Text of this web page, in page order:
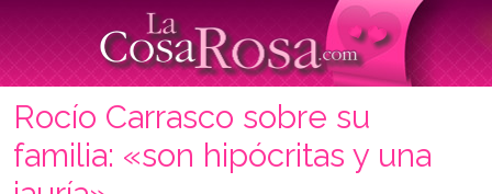
Rocío Carrasco sobre su
familia: «son hipócritas y una